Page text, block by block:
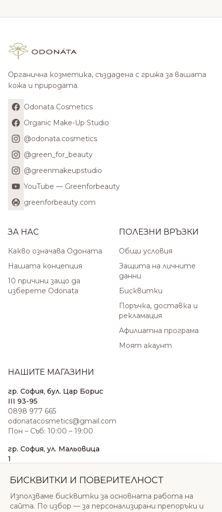
Органична козметика, създадена с грижа за вашата
кожа и природата.
Odonata Cosmetics
Organic Make-Up Studio
@odonata.cosmetics
@green_for_beauty
@greenmakeupstudio
YouTube — Greenforbeauty
greenforbeauty.com
ЗА НАС
Какво означава Одоната
Нашата концепция
10 причини защо да
изберете Odonata
ПОЛЕЗНИ ВРЪЗКИ
Общи условия
Защита на личните
данни
Бисквитки
Поръчка, доставка и
рекламация
Афилиатна програма
Моят акаунт
НАШИТЕ МАГАЗИНИ
гр. София, бул. Цар Борис
III 93-95
0898 977 665
odonatacosmetics@gmail.com
Пон – Съб: 10:00 – 19:00
гр. София, ул. Мальовица
1
sales@odonatacosmetics.com
Нед: 11:00 – 18:00
БИСКВИТКИ И ПОВЕРИТЕЛНОСТ
Използваме бисквитки за основната работа на
сайта. По избор — за персонализирани препоръки и